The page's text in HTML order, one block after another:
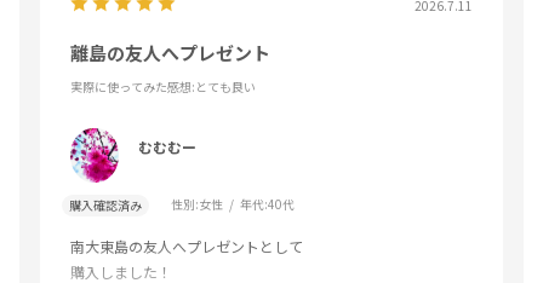
2026.7.11
離島の友人へプレゼント
実際に使ってみた感想:とても良い
むむむー
購入確認済み 性別:女性 年代:40代
南大東島の友人へプレゼントとして
購入しました！